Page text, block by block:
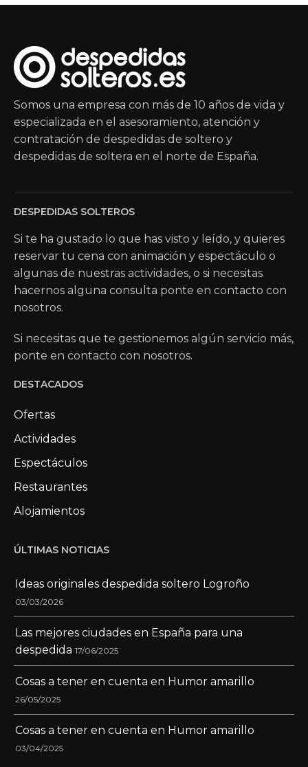
Somos una empresa con más de 10 años de vida y
especializada en el asesoramiento, atención y
contratación de despedidas de soltero y
despedidas de soltera en el norte de España.
DESPEDIDAS SOLTEROS
Si te ha gustado lo que has visto y leído, y quieres
reservar tu cena con animación y espectáculo o
algunas de nuestras actividades, o si necesitas
hacernos alguna consulta ponte en contacto con
nosotros.
Si necesitas que te gestionemos algún servicio más,
ponte en contacto con nosotros.
DESTACADOS
Ofertas
Actividades
Espectáculos
Restaurantes
Alojamientos
ÚLTIMAS NOTICIAS
Ideas originales despedida soltero Logroño
03/03/2026
Las mejores ciudades en España para una
despedida 17/06/2025
Cosas a tener en cuenta en Humor amarillo
26/05/2025
Cosas a tener en cuenta en Humor amarillo
03/04/2025